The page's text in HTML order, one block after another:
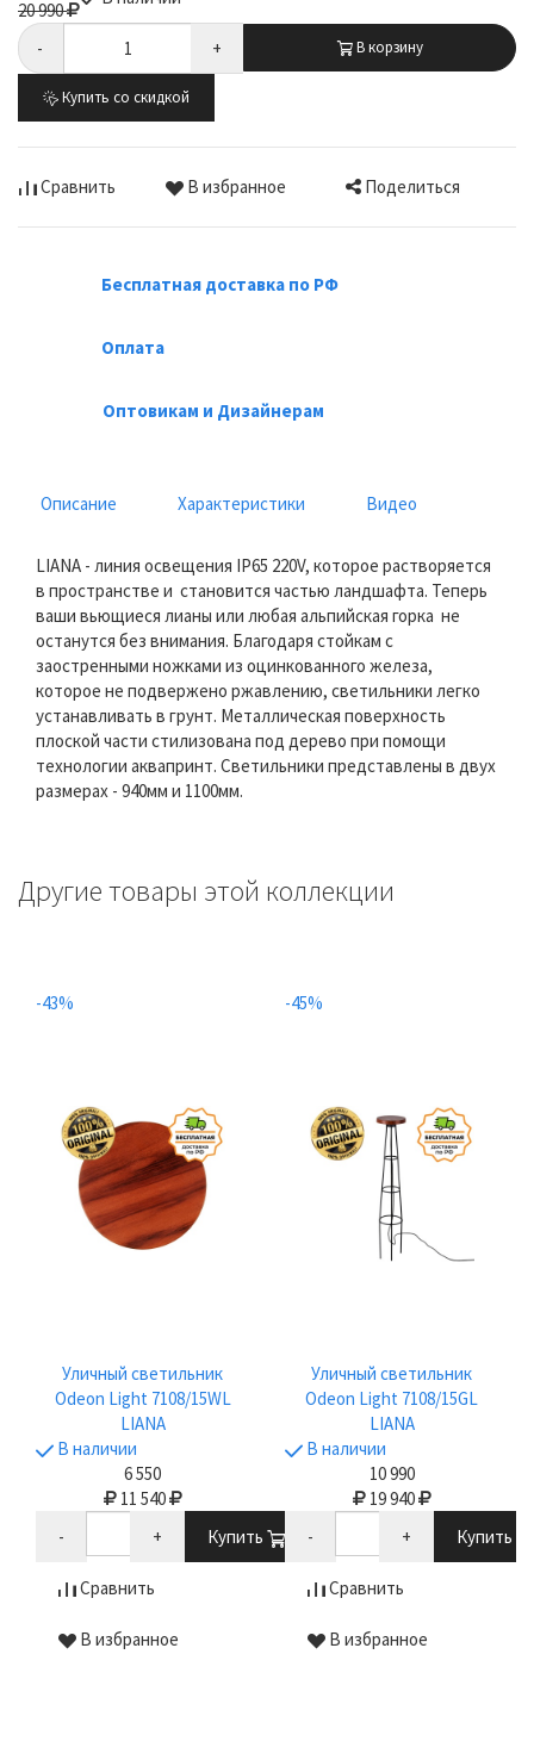
20 990
- + В корзину
Купить со скидкой
Сравнить В избранное Поделиться
Бесплатная доставка по РФ
Оплата
Оптовикам и Дизайнерам
Описание Характеристики Видео
LIANA - линия освещения IP65 220V, которое растворяется
в пространстве и становится частью ландшафта. Теперь
ваши вьющиеся лианы или любая альпийская горка не
останутся без внимания. Благодаря стойкам с
заостренными ножками из оцинкованного железа,
которое не подвержено ржавлению, светильники легко
устанавливать в грунт. Металлическая поверхность
плоской части стилизована под дерево при помощи
технологии аквапринт. Светильники представлены в двух
размерах - 940мм и 1100мм.
Другие товары этой коллекции
-43%
Уличный светильник
Odeon Light 7108/15WL
LIANA
В наличии
6 550
11 540
-
+ Купить
Сравнить
В избранное
-45%
Уличный светильник
Odeon Light 7108/15GL
LIANA
В наличии
10 990
19 940
-
+ Купить
Сравнить
В избранное